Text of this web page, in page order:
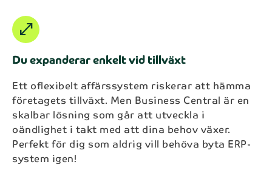
open_in_full
Du expanderar enkelt vid tillväxt
Ett oflexibelt affärssystem riskerar att hämma
företagets tillväxt. Men Business Central är en
skalbar lösning som går att utveckla i
oändlighet i takt med att dina behov växer.
Perfekt för dig som aldrig vill behöva byta ERP-
system igen!